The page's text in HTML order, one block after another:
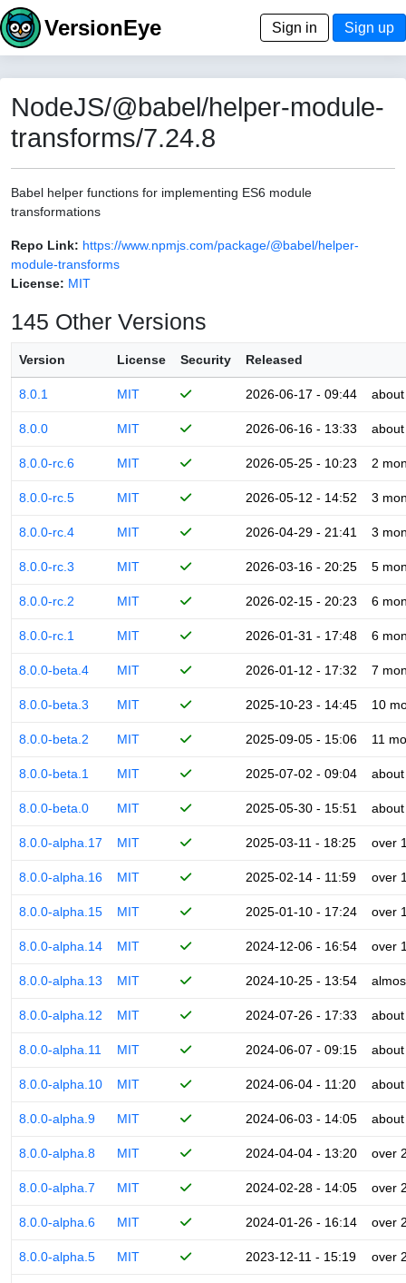
VersionEye Sign in Sign up
NodeJS/@babel/helper-module-
transforms/7.24.8
Babel helper functions for implementing ES6 module
transformations
Repo Link: https://www.npmjs.com/package/@babel/helper-
module-transforms
License: MIT
145 Other Versions
Version License Security Released
8.0.1 MIT 2026-06-17 - 09:44
8.0.0 MIT 2026-06-16 - 13:33
8.0.0-rc.6 MIT 2026-05-25 - 10:23 2
8.0.0-rc.5 MIT 2026-05-12 - 14:52 3
8.0.0-rc.4 MIT 2026-04-29 - 21:41 3
8.0.0-rc.3 MIT 2026-03-16 - 20:25 5
8.0.0-rc.2 MIT 2026-02-15 - 20:23 6
8.0.0-rc.1 MIT 2026-01-31 - 17:48 6
8.0.0-beta.4 MIT 2026-01-12 - 17:32 7
8.0.0-beta.3 MIT 2025-10-23 - 14:45 10
8.0.0-beta.2 MIT 2025-09-05 - 15:06 11
8.0.0-beta.1 MIT 2025-07-02 - 09:04
8.0.0-beta.0 MIT 2025-05-30 - 15:51
8.0.0-alpha.17 MIT 2025-03-11 - 18:25 over
8.0.0-alpha.16 MIT 2025-02-14 - 11:59 over
8.0.0-alpha.15 MIT 2025-01-10 - 17:24 over
8.0.0-alpha.14 MIT 2024-12-06 - 16:54 over
8.0.0-alpha.13 MIT 2024-10-25 - 13:54
8.0.0-alpha.12 MIT 2024-07-26 - 17:33
8.0.0-alpha.11 MIT 2024-06-07 - 09:15
8.0.0-alpha.10 MIT 2024-06-04 - 11:20
8.0.0-alpha.9 MIT 2024-06-03 - 14:05
8.0.0-alpha.8 MIT 2024-04-04 - 13:20 over
8.0.0-alpha.7 MIT 2024-02-28 - 14:05 over
8.0.0-alpha.6 MIT 2024-01-26 - 16:14 over
8.0.0-alpha.5 MIT 2023-12-11 - 15:19 over